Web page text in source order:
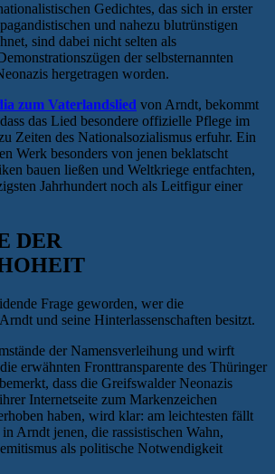
Gedichtes, das sich in erster
und nahezu blutrünstigen
sind dabei nicht selten als
der selbsternannten
hergetragen worden.
zum Vaterlandslied von Arndt, bekommt
das Lied besondere offizielle Pflege im
Zeiten des Nationalsozialismus erfuhr. Ein
Werk besonders von jenen beklatscht
bauen ließen und Weltkriege entfachten,
Jahrhundert noch als Leitfigur einer
DER
Frage geworden, wer die
und seine Hinterlassenschaften besitzt.
der Namensverleihung und wirft
erwähnten Fronttransparente des Thüringer
dass die Greifswalder Neonazis
Internetseite zum Markenzeichen
haben, wird klar: am leichtesten fällt
Arndt jenen, die rassistischen Wahn,
als politische Notwendigkeit